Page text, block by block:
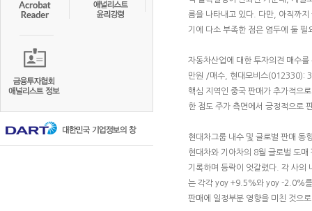
름을 나타내고 있다. 다만, 아직까
기에 다소 부족한 점은 염두에 둘 필
자동차산업에 대한 투자의견 매수
만원 /매수, 현대모비스(012330):
핵심 지역인 중국 판매가 추가적으
한 점도 주가 측면에서 긍정적으로
현대차그룹 내수 및 글로벌 판매 동
현대차와 기아차의 8월 글로벌 도
기록하며 등락이 엇갈렸다. 각 사
는 각각 yoy +9.5%와 yoy -2.0%
판매에 일정부분 영향을 미친 것으